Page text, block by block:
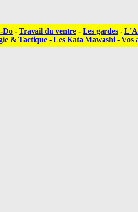
Do - Travail du ventre - Les gardes -
& Tactique - Les Kata Mawashi - Vos